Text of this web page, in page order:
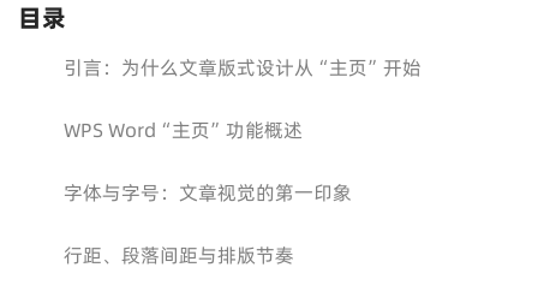
目录
引言：为什么文章版式设计从“主页”开始
WPS Word“主页”功能概述
字体与字号：文章视觉的第一印象
行距、段落间距与排版节奏